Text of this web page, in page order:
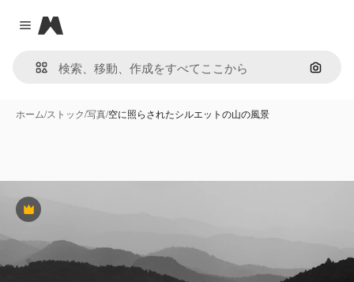
Close menu
Magnific
画像で
ホーム/ストック/写真/空に照らされたシルエットの山の風景
Premium